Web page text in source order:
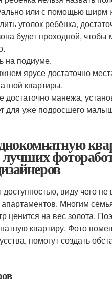
или с помощью ширм
уголок ребёнка,
будет проходной,
на подиуме.
ярусе достаточно
квартиры.
манежа,
для уже подросшего
виду чего
Многим
ценится на вес золота.
квартиру. Фото
помогут создать